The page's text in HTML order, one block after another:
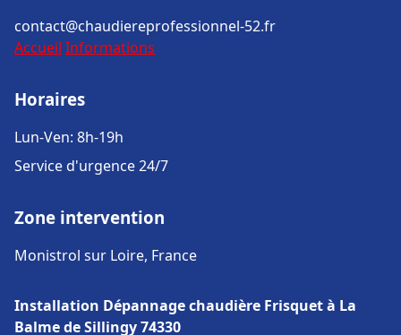
contact@chaudiereprofessionnel-52.fr
Accueil Informations
Horaires
Lun-Ven: 8h-19h
Service d'urgence 24/7
Zone intervention
Monistrol sur Loire, France
Installation Dépannage chaudière Frisquet à La
Balme de Sillingy 74330